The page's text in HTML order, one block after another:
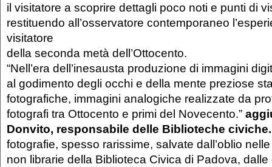
il visitatore a scoprire dettagli poco noti e punti di
restituendo all’osservatore contemporaneo
visitatore
della seconda metà dell’Ottocento.
“Nell’era dell’inesausta produzione di immagini
al godimento degli occhi e della mente preziose
fotografiche, immagini analogiche realizzate da
fotografi tra Ottocento e primi del Novecento.”
Donvito, responsabile delle Biblioteche civiche.
fotografie, spesso rarissime, salvate dall’oblio
non librarie della Biblioteca Civica di Padova,